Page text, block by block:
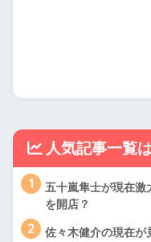
人気記事一覧
1
五十嵐隼士が現在激
を開店？
2
佐々木健介の現在が